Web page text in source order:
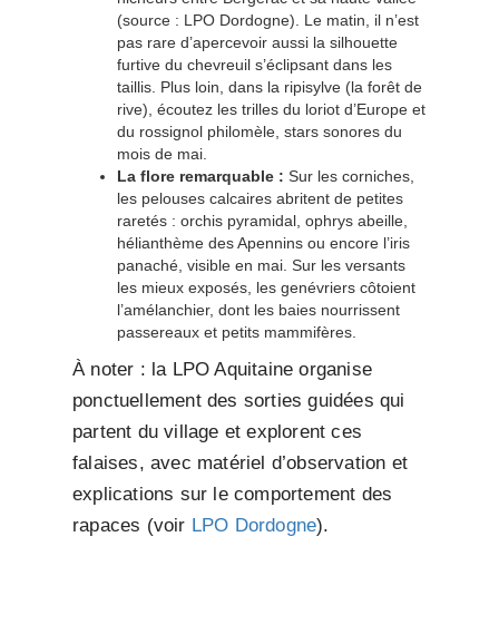
(source : LPO Dordogne). Le matin, il n’est
pas rare d’apercevoir aussi la silhouette
furtive du chevreuil s’éclipsant dans les
taillis. Plus loin, dans la ripisylve (la forêt de
rive), écoutez les trilles du loriot d’Europe et
du rossignol philomèle, stars sonores du
mois de mai.
La flore remarquable : Sur les corniches,
les pelouses calcaires abritent de petites
raretés : orchis pyramidal, ophrys abeille,
hélianthème des Apennins ou encore l’iris
panaché, visible en mai. Sur les versants
les mieux exposés, les genévriers côtoient
l’amélanchier, dont les baies nourrissent
passereaux et petits mammifères.
À noter : la LPO Aquitaine organise
ponctuellement des sorties guidées qui
partent du village et explorent ces
falaises, avec matériel d’observation et
explications sur le comportement des
rapaces (voir LPO Dordogne).